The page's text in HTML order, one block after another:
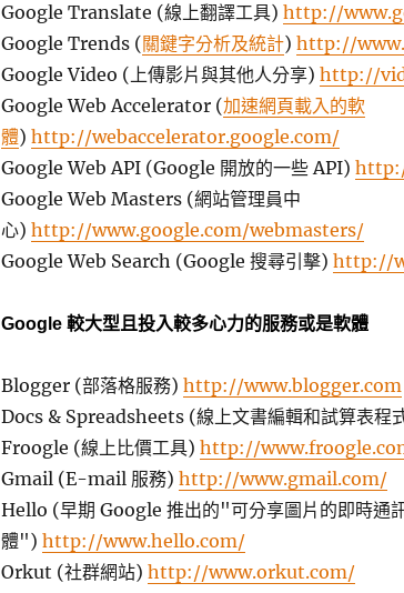
Google Translate (線上翻譯工具) http://
Google Trends (關鍵字分析及統計) http://
Google Video (上傳影片與其他人分享) http://
Google Web Accelerator (加速網頁載入的軟
體) http://webaccelerator.google.com/
Google Web API (Google 開放的一些 API)
Google Web Masters (網站管理員中
心) http://www.google.com/webmasters/
Google Web Search (Google 搜尋引擊) http://
Google 較大型且投入較多心力的服務或是軟體
Blogger (部落格服務) http://www.blogger.com
Docs & Spreadsheets (線上文書編輯和試算表程
Froogle (線上比價工具) http://
Gmail (E-mail 服務) http://www.gmail.com/
Hello (早期 Google 推出的"可分享圖片的即時通
體") http://www.hello.com/
Orkut (社群網站) http://www.orkut.com/